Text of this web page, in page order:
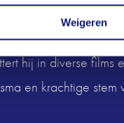
Weigeren
van dit
hij in diverse films
en krachtige